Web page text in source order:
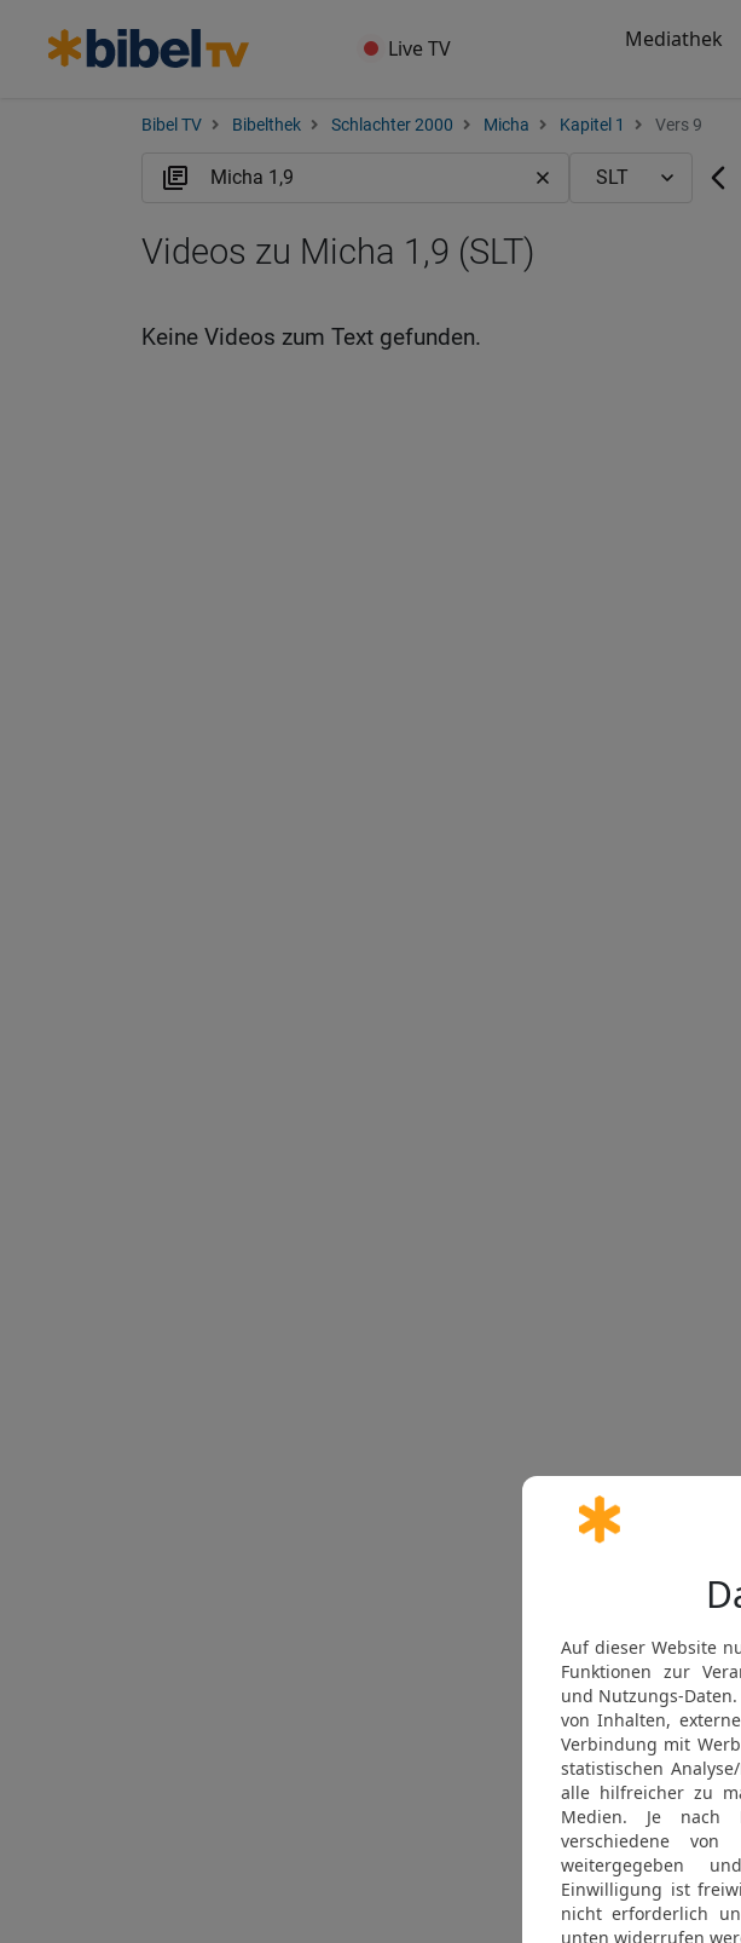
Live TV Mediathek
Bibel TV Bibelthek Schlachter 2000 Micha Kapitel 1 Vers 9
Videos zu Micha 1,9 (SLT)
Keine Videos zum Text gefunden.